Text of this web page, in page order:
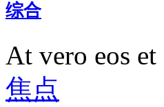
综合
At vero eos et
焦点